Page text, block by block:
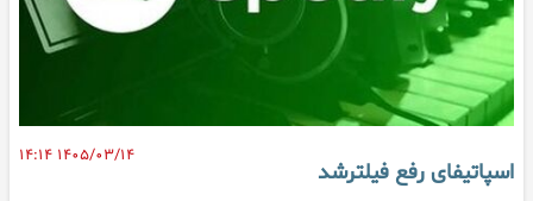
۱۴۰۵/۰۳/۱۴ ۱۴:۱۴
اسپاتیفای رفع فیلترشد